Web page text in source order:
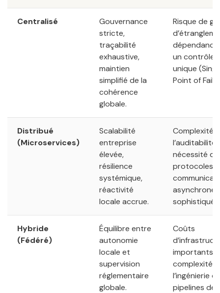
Centralisé
Gouvernance
stricte,
traçabilité
exhaustive,
maintien
simplifié de la
cohérence
globale.
Risque de
dépendance
un
unique
Point of
Distribué
(Microservices)
Scalabilité
entreprise
élevée,
résilience
systémique,
réactivité
locale accrue.
Complexité
l’auditabilité,
nécessité de
protocoles
asynchrones
sophistiqués.
Hybride
(Fédéré)
Équilibre entre
autonomie
locale et
supervision
réglementaire
globale.
Coûts
importants,
complexité
l’ingénierie
pipelines de